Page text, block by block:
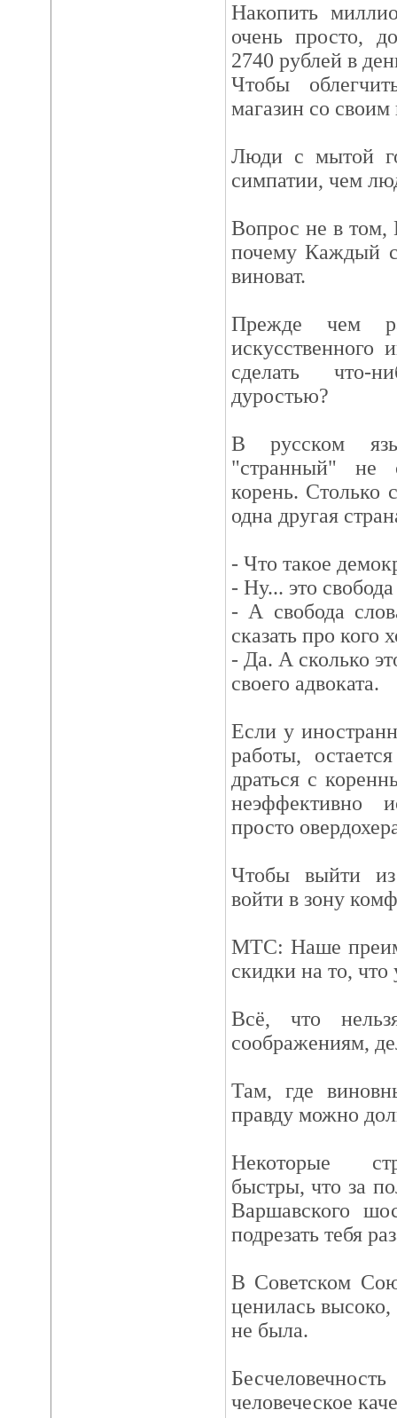
Накопить
очень просто,
2740 рублей в
Чтобы
магазин со своим
Люди с мытой
симпатии, чем
Вопрос не в том,
почему Каждый
виноват.
Прежде чем
искусственного
сделать что-
дуростью?
В русском
"странный" не
корень. Столько
одна другая
- Что такое
- Ну... это
- А свобода
сказать про кого
- Да. А сколько
своего адвоката.
Если у
работы,
драться с
неэффективно
просто
Чтобы выйти
войти в зону
МТС: Наше
скидки на то, что
Всё, что
соображениям,
Там, где
правду можно
Некоторые
быстры, что за
Варшавского
подрезать тебя
В Советском
ценилась
не была.
человеческое